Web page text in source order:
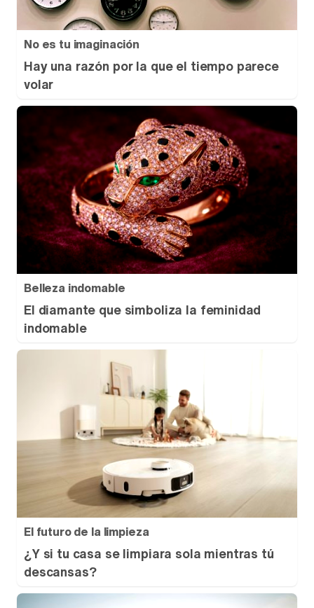
No es tu imaginación
Hay una razón por la que el tiempo parece
volar
Belleza indomable
El diamante que simboliza la feminidad
indomable
El futuro de la limpieza
¿Y si tu casa se limpiara sola mientras tú
descansas?